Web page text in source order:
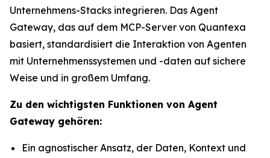
Unternehmens-Stacks integrieren. Das Agent
Gateway, das auf dem MCP-Server von Quantexa
basiert, standardisiert die Interaktion von Agenten
mit Unternehmenssystemen und -daten auf sichere
Weise und in großem Umfang.
Zu den wichtigsten Funktionen von Agent
Gateway gehören:
Ein agnostischer Ansatz, der Daten, Kontext und